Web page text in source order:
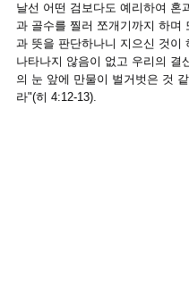
날선 어떤 검보다도 예리하여 혼
과 골수를 찔러 쪼개기까지 하며
과 뜻을 판단하나니 지으신 것이
나타나지 않음이 없고 우리의 결
의 눈 앞에 만물이 벌거벗은 것
라"(히 4:12-13).